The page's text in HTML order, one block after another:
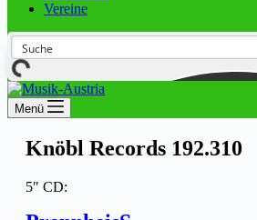
Vereine
Menü
Knöbl Records 192.310
5″ CD: